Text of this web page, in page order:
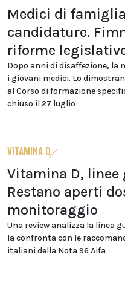
Medici di
candidature.
riforme
Dopo anni di disaffezione, la
i giovani medici. Lo
al Corso di formazione
chiuso il 27 luglio
VITAMINA D
Vitamina D, linee
Restano aperti
monitoraggio
Una review analizza la linea
la confronta con le
italiani della Nota 96 Aifa